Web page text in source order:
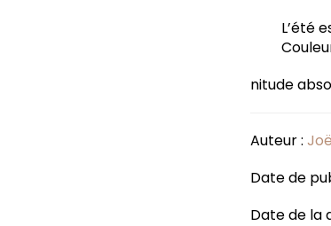
L’été
nitude
Auteur :
Date de
Date de la